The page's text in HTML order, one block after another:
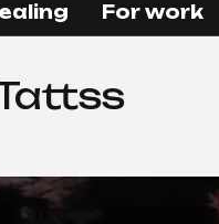
For work